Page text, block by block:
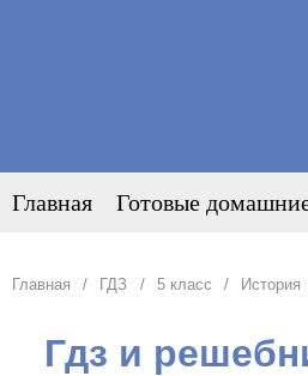
Главная Готовые
Главная ГДЗ 5 класс История
Гдз и